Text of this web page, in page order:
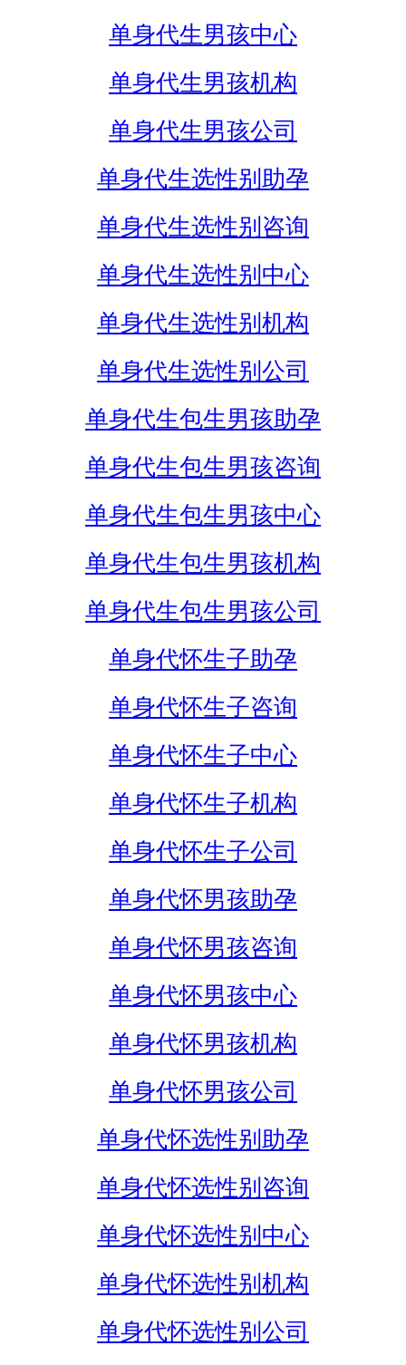
单身代生男孩中心
单身代生男孩机构
单身代生男孩公司
单身代生选性别助孕
单身代生选性别咨询
单身代生选性别中心
单身代生选性别机构
单身代生选性别公司
单身代生包生男孩助孕
单身代生包生男孩咨询
单身代生包生男孩中心
单身代生包生男孩机构
单身代生包生男孩公司
单身代怀生子助孕
单身代怀生子咨询
单身代怀生子中心
单身代怀生子机构
单身代怀生子公司
单身代怀男孩助孕
单身代怀男孩咨询
单身代怀男孩中心
单身代怀男孩机构
单身代怀男孩公司
单身代怀选性别助孕
单身代怀选性别咨询
单身代怀选性别中心
单身代怀选性别机构
单身代怀选性别公司